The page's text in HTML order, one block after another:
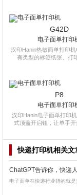
G42D
电子面单打印
汉印Hanin热敏面单打印
有类型的标签纸张、打
P8
电子面单打印
汉印Hanin电子面单打印
式顶盖开启钮，让单手
快递打印机相关文
ChatGPT告诉你，快递